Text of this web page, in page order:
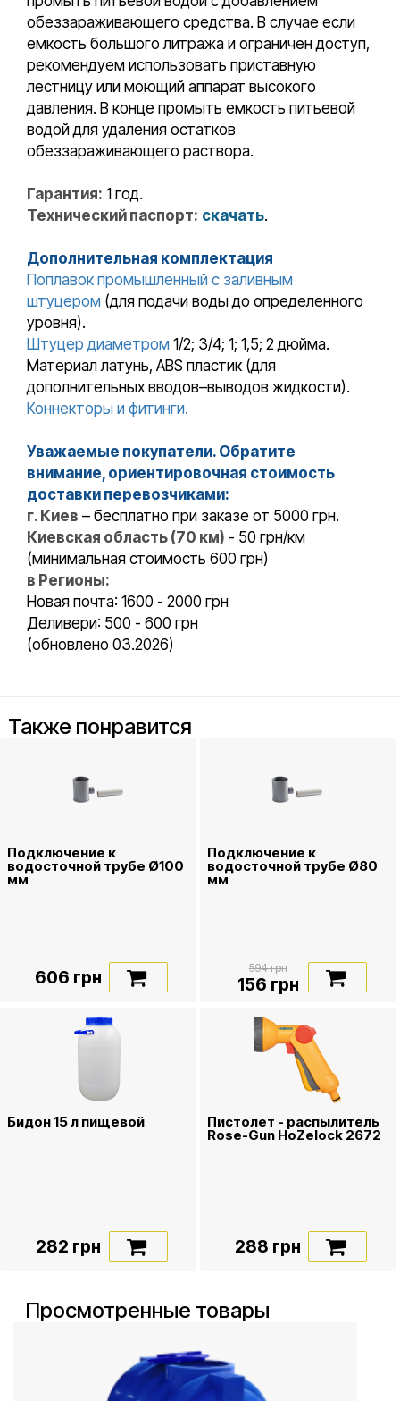
обеззараживающего средства. В случае если
емкость большого литража и ограничен доступ,
рекомендуем использовать приставную
лестницу или моющий аппарат высокого
давления. В конце промыть емкость питьевой
водой для удаления остатков
обеззараживающего раствора.
Гарантия: 1 год.
Технический паспорт: скачать.
Дополнительная комплектация
Поплавок промышленный с заливным
штуцером (для подачи воды до определенного
уровня).
Штуцер диаметром 1/2; 3/4; 1; 1,5; 2 дюйма.
Материал латунь, ABS пластик (для
дополнительных вводов–выводов жидкости).
Коннекторы и фитинги.
Уважаемые покупатели. Обратите
внимание, ориентировочная стоимость
доставки перевозчиками:
г. Киев – бесплатно при заказе от 5000 грн.
Киевская область (70 км) - 50 грн/км
(минимальная стоимость 600 грн)
в Регионы:
Новая почта: 1600 - 2000 грн
Деливери: 500 - 600 грн
(обновлено 03.2026)
Также понравится
Подключение к
водосточной трубе Ø100
мм
606 грн
Подключение к
водосточной трубе Ø80
мм
156 грн
594 грн
Бидон 15 л пищевой
282 грн
Пистолет - распылитель
Rose-Gun HoZelock 2672
288 грн
Просмотренные товары